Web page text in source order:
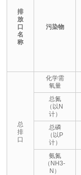
排
放
口
名
称
污染物
总
排
口
化学需
氧量
总氮
（以N
计）
总磷
（以P
计）
氨氮
（NH3-
N）